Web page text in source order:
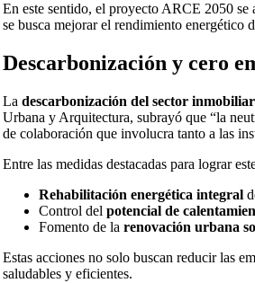
En este sentido, el proyecto ARCE 2050
se busca mejorar el rendimiento
Descarbonización y cero
Ladescarbonización del sector
Urbana y Arquitectura, subrayó que “la
de colaboración que involucra tanto a las
Entre las medidas destacadas para lograr
Rehabilitación energética integral
Control delpotencial de
Fomento de larenovación urbana
Estas acciones no solo buscan reducir las
saludables y eficientes.